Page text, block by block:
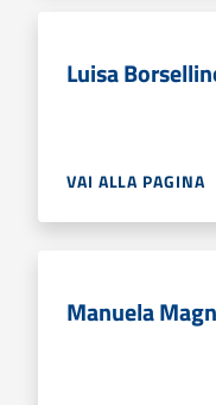
Luisa
VAI ALLA PAGINA
Manuela